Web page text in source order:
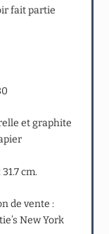
fait partie
et graphite
cm.
de vente :
New York